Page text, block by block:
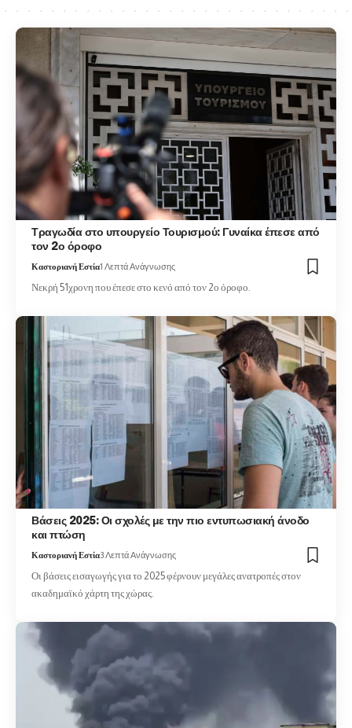
Τραγωδία στο υπουργείο Τουρισμού: Γυναίκα έπεσε από
τον 2ο όροφο
Καστοριανή Εστία1 Λεπτά Ανάγνωσης
Νεκρή 51χρονη που έπεσε στο κενό από τον 2ο όροφο.
Βάσεις 2025: Οι σχολές με την πιο εντυπωσιακή άνοδο
και πτώση
Καστοριανή Εστία3 Λεπτά Ανάγνωσης
Οι βάσεις εισαγωγής για το 2025 φέρνουν μεγάλες ανατροπές στον
ακαδημαϊκό χάρτη της χώρας.